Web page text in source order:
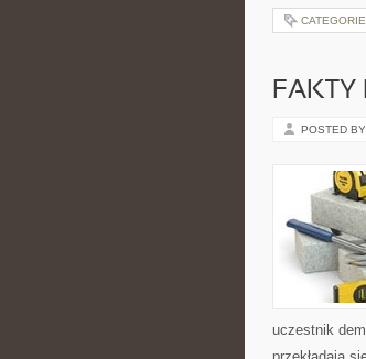
FAKTY
POSTED
uczestnik